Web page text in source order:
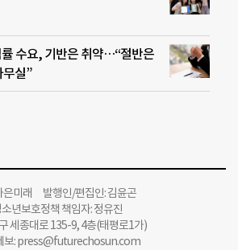
수요, 기반은 취약…“절반은
무실”
은미래 발행인/편집인: 김윤곤
년보호정책 책임자: 정유진
세종대로 135-9, 4층(태평로1가)
보:press@futurechosun.com